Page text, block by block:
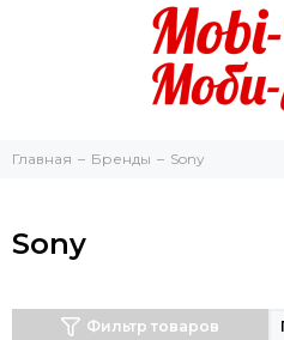
Главная Бренды Sony
Sony
Фильтр товаров